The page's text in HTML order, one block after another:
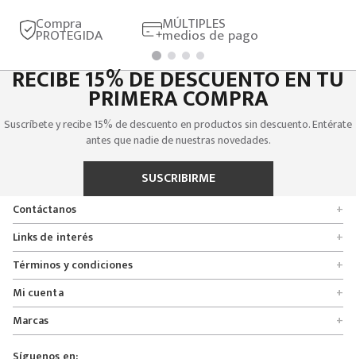
Compra
PROTEGIDA
MÚLTIPLES
medios de pago
RECIBE 15% DE DESCUENTO EN TU
PRIMERA COMPRA
Suscríbete y recibe 15% de descuento en productos sin descuento. Entérate
antes que nadie de nuestras novedades.
SUSCRIBIRME
Contáctanos
+
Encuentra tu tienda
Formulario de solicitudes
Servicio al cliente
Línea nacional 01 8000 112674
Bogotá 6767876
Calle 164# 21 - 53, Bogotá, Colombia
Links de interés +
Quienes somos
Políticas de entrega, cambio y devolución
Políticas de privacidad
Preguntas frecuentes
Glosario
Términos y condiciones +
Promociones
Crédito Addi
Bono regalo
Mi cuenta +
Rastrear mi pedido
Lista de deseos
Pedidos
Marcas +
Bosi